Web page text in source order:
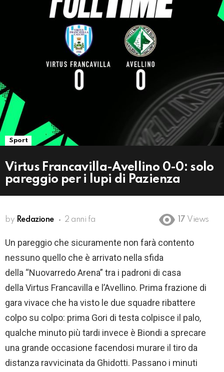
Sport
Virtus Francavilla-Avellino 0-0: solo
pareggio per i lupi di Pazienza
by Redazione 2 anni fa 17 Views
Un pareggio che sicuramente non farà contento
nessuno quello che è arrivato nella sfida
della “Nuovarredo Arena” tra i padroni di casa
della Virtus Francavilla e l’Avellino. Prima frazione di
gara vivace che ha visto le due squadre ribattere
colpo su colpo: prima Gori di testa colpisce il palo,
qualche minuto più tardi invece è Biondi a sprecare
una grande occasione facendosi murare il tiro da
distanza ravvicinata da Ghidotti. Passano i minuti